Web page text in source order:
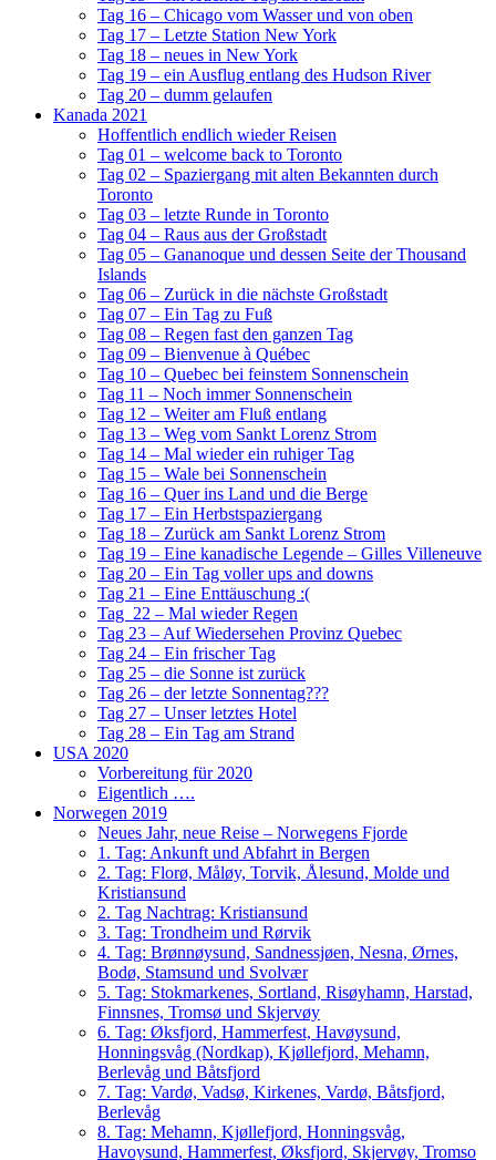
Tag 16 – Chicago vom Wasser und von oben
Tag 17 – Letzte Station New York
Tag 18 – neues in New York
Tag 19 – ein Ausflug entlang des Hudson River
Tag 20 – dumm gelaufen
Kanada 2021
Hoffentlich endlich wieder Reisen
Tag 01 – welcome back to Toronto
Tag 02 – Spaziergang mit alten Bekannten durch
Toronto
Tag 03 – letzte Runde in Toronto
Tag 04 – Raus aus der Großstadt
Tag 05 – Gananoque und dessen Seite der Thousand
Islands
Tag 06 – Zurück in die nächste Großstadt
Tag 07 – Ein Tag zu Fuß
Tag 08 – Regen fast den ganzen Tag
Tag 09 – Bienvenue à Québec
Tag 10 – Quebec bei feinstem Sonnenschein
Tag 11 – Noch immer Sonnenschein
Tag 12 – Weiter am Fluß entlang
Tag 13 – Weg vom Sankt Lorenz Strom
Tag 14 – Mal wieder ein ruhiger Tag
Tag 15 – Wale bei Sonnenschein
Tag 16 – Quer ins Land und die Berge
Tag 17 – Ein Herbstspaziergang
Tag 18 – Zurück am Sankt Lorenz Strom
Tag 19 – Eine kanadische Legende – Gilles Villeneuve
Tag 20 – Ein Tag voller ups and downs
Tag 21 – Eine Enttäuschung :(
Tag 22 – Mal wieder Regen
Tag 23 – Auf Wiedersehen Provinz Quebec
Tag 24 – Ein frischer Tag
Tag 25 – die Sonne ist zurück
Tag 26 – der letzte Sonnentag???
Tag 27 – Unser letztes Hotel
Tag 28 – Ein Tag am Strand
USA 2020
Vorbereitung für 2020
Eigentlich ….
Norwegen 2019
Neues Jahr, neue Reise – Norwegens Fjorde
1. Tag: Ankunft und Abfahrt in Bergen
2. Tag: Florø, Måløy, Torvik, Ålesund, Molde und
Kristiansund
2. Tag Nachtrag: Kristiansund
3. Tag: Trondheim und Rørvik
4. Tag: Brønnøysund, Sandnessjøen, Nesna, Ørnes,
Bodø, Stamsund und Svolvær
5. Tag: Stokmarkenes, Sortland, Risøyhamn, Harstad,
Finnsnes, Tromsø und Skjervøy
6. Tag: Øksfjord, Hammerfest, Havøysund,
Honningsvåg (Nordkap), Kjøllefjord, Mehamn,
Berlevåg und Båtsfjord
7. Tag: Vardø, Vadsø, Kirkenes, Vardø, Båtsfjord,
Berlevåg
8. Tag: Mehamn, Kjøllefjord, Honningsvåg,
Havoysund, Hammerfest, Øksfjord, Skjervøy, Tromso